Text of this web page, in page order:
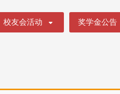
校友会活动 奖学金公告